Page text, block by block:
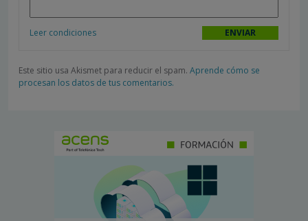
Leer condiciones
Este sitio usa Akismet para reducir el spam. Aprende cómo se
procesan los datos de tus comentarios.